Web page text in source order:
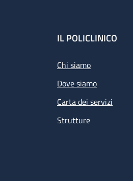
Footer
IL POLICLINICO
Chi siamo
Dove siamo
Carta dei servizi
Strutture